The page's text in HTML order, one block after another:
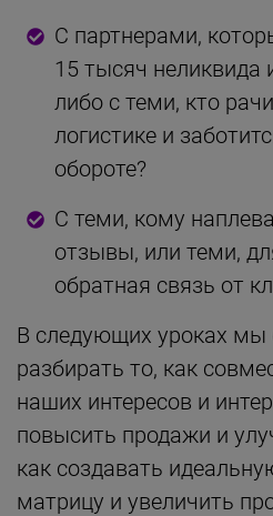
С партнерами,
15 тысяч
либо с теми, кто
логистике и
обороте?
С теми, кому
отзывы, или теми,
обратная связь от
В следующих уроках
разбирать то, как
наших интересов и
повысить продажи и
как создавать
матрицу и увеличить